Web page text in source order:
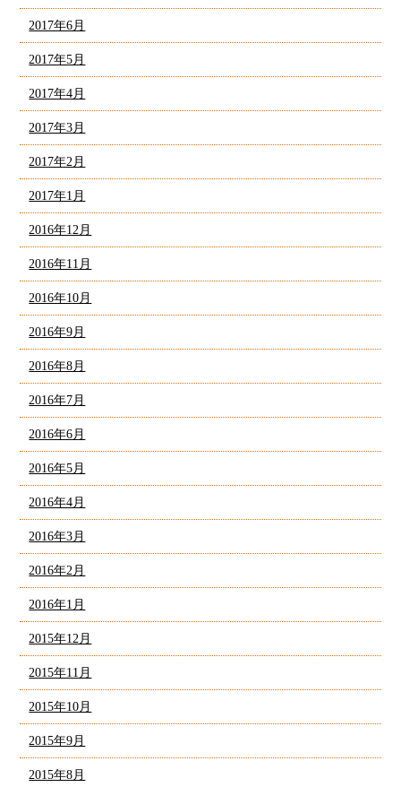
2017年6月
2017年5月
2017年4月
2017年3月
2017年2月
2017年1月
2016年12月
2016年11月
2016年10月
2016年9月
2016年8月
2016年7月
2016年6月
2016年5月
2016年4月
2016年3月
2016年2月
2016年1月
2015年12月
2015年11月
2015年10月
2015年9月
2015年8月